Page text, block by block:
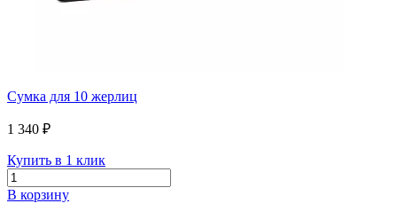
Сумка для 10 жерлиц
1 340 ₽
Купить в 1 клик
В корзину